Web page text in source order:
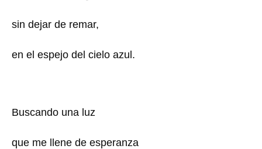
sin dejar de remar,
en el espejo del cielo azul.
Buscando una luz
que me llene de esperanza